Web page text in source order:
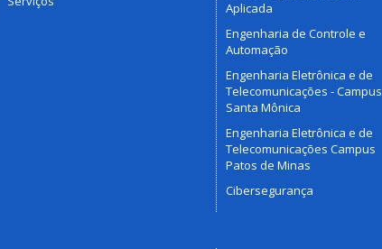
Aplicada
Engenharia de Controle e
Automação
Engenharia Eletrônica e de
Telecomunicações - Campus
Santa Mônica
Engenharia Eletrônica e de
Telecomunicações Campus
Patos de Minas
Cibersegurança